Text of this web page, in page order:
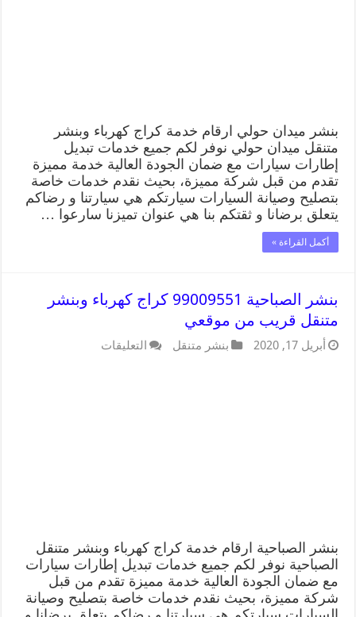
بنشر ميدان حولي ارقام خدمة كراج كهرباء وبنشر
متنقل ميدان حولي نوفر لكم جميع خدمات تبديل
إطارات سيارات مع ضمان الجودة العالية خدمة مميزة
تقدم من قبل شركة مميزة، بحيث نقدم خدمات خاصة
بتصليح وصيانة السيارات سيارتكم هي سيارتنا و رضاكم
يتعلق برضانا و ثقتكم بنا هي عنوان تميزنا سارعوا …
أكمل القراءة »
بنشر الصباحية 99009551 كراج كهرباء وبنشر
متنقل قريب من موقعي
أبريل 17, 2020 بنشر متنقل التعليقات
بنشر الصباحية ارقام خدمة كراج كهرباء وبنشر متنقل
الصباحية نوفر لكم جميع خدمات تبديل إطارات سيارات
مع ضمان الجودة العالية خدمة مميزة تقدم من قبل
شركة مميزة، بحيث نقدم خدمات خاصة بتصليح وصيانة